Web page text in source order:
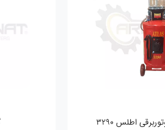
اطلس 3290